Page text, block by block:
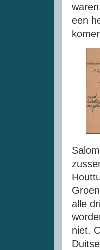
een
alle
niet.